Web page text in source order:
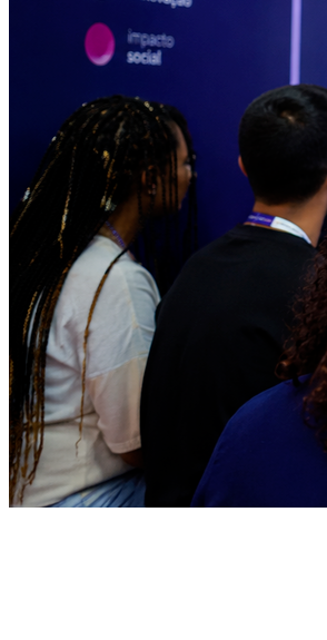
Athletico-PR